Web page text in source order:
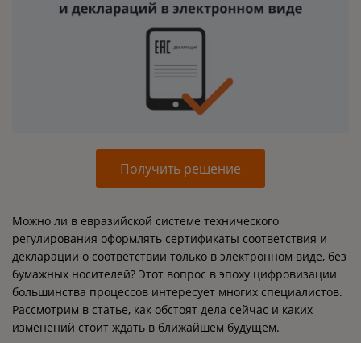
Получить решение
Можно ли в евразийской системе технического
регулирования оформлять сертификаты соответствия и
декларации о соответствии только в электронном виде, без
бумажных носителей? Этот вопрос в эпоху цифровизации
большинства процессов интересует многих специалистов.
Рассмотрим в статье, как обстоят дела сейчас и каких
изменений стоит ждать в ближайшем будущем.